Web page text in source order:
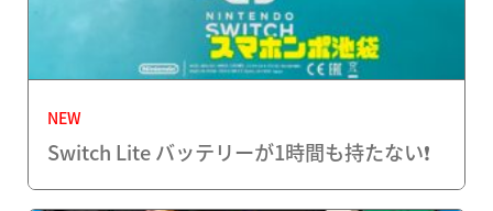
NEW
Switch Lite バッテリーが1時間も持たない❗️